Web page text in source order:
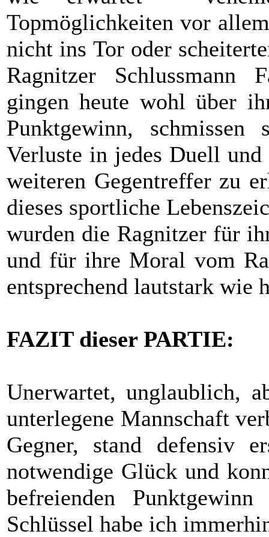
Topmöglichkeiten vor
nicht ins Tor oder
Ragnitzer Schlussmann
gingen heute wohl über
Punktgewinn,
Verluste in jedes Duell
weiteren Gegentreffer zu
dieses sportliche
wurden die Ragnitzer für
und für ihre Moral vom
entsprechend lautstark wie
FAZIT dieser PARTIE:
Unerwartet, unglaublich,
unterlegene Mannschaft
Gegner, stand defensiv
notwendige Glück und
befreienden
Schlüssel habe ich